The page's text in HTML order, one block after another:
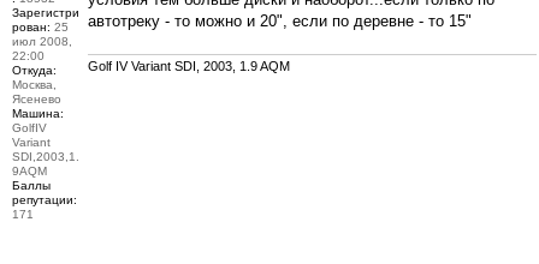
автотреку - то можно и 20", если по деревне - то 15"
Golf IV Variant SDI, 2003, 1.9 AQM
Зарегистри
рован: 25
июл 2008,
22:00
Откуда:
Москва,
Ясенево
Машина:
GolfIV
Variant
SDI,2003,1.
9AQM
Баллы
репутации:
171